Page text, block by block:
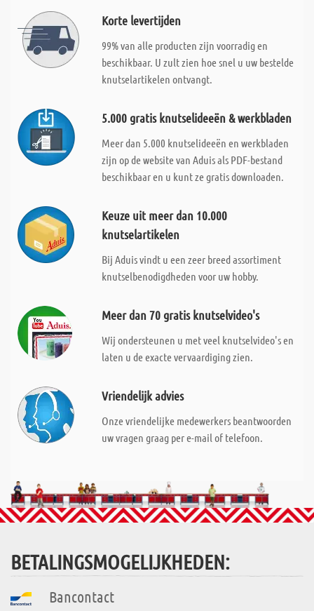
Korte levertijden
99% van alle producten zijn voorradig en
beschikbaar. U zult zien hoe snel u uw bestelde
knutselartikelen ontvangt.
5.000 gratis knutselideeën & werkbladen
Meer dan 5.000 knutselideeën en werkbladen
zijn op de website van Aduis als PDF-bestand
beschikbaar en u kunt ze gratis downloaden.
Keuze uit meer dan 10.000
knutselartikelen
Bij Aduis vindt u een zeer breed assortiment
knutselbenodigdheden voor uw hobby.
Meer dan 70 gratis knutselvideo's
Wij ondersteunen u met veel knutselvideo's en
laten u de exacte vervaardiging zien.
Vriendelijk advies
Onze vriendelijke medewerkers beantwoorden
uw vragen graag per e-mail of telefoon.
BETALINGSMOGELIJKHEDEN:
Bancontact